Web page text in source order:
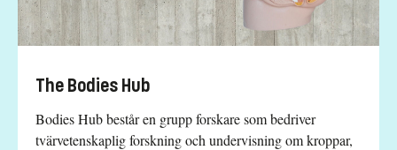
The Bodies Hub
Bodies Hub består en grupp forskare som bedriver
tvärvetenskaplig forskning och undervisning om kroppar,